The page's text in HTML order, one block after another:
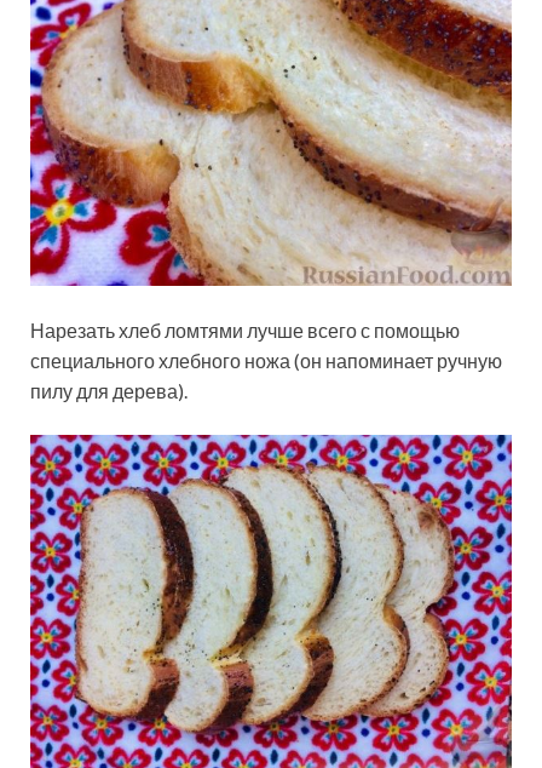
Нарезать хлеб ломтями лучше всего с помощью
специального хлебного ножа (он напоминает ручную
пилу для дерева).